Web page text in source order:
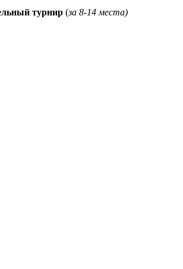
турнир (за 8-14 места)